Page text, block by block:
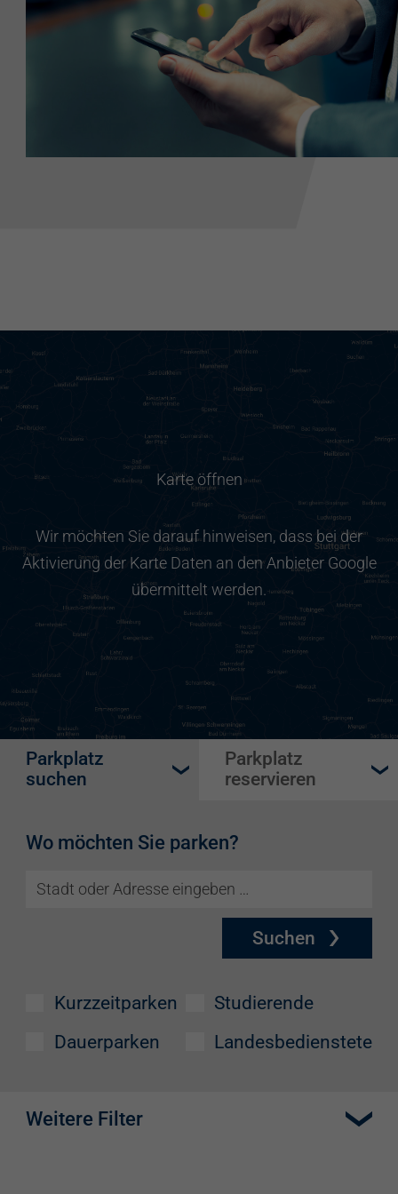
Karte öffnen
Wir möchten Sie darauf hinweisen, dass bei der
Aktivierung der Karte Daten an den Anbieter Google
übermittelt werden.
Parkplatz
suchen
Parkplatz
reservieren
Wo möchten Sie parken?
Suchen
Kurzzeitparken
Dauerparken
Studierende
Landesbedienstete
Weitere Filter